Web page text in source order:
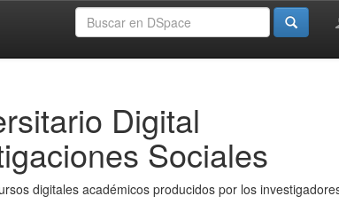
Digital
Sociales
digitales académicos producidos por los